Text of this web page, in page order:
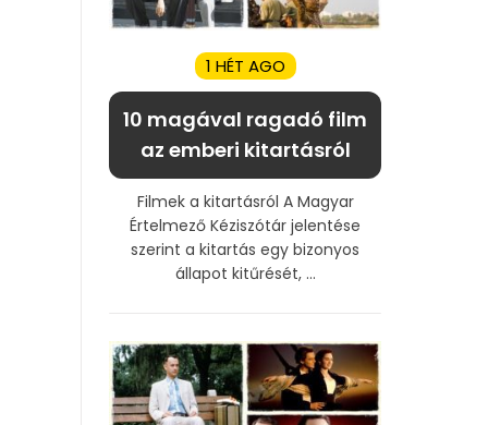
1 HÉT AGO
10 magával ragadó film
az emberi kitartásról
Filmek a kitartásról A Magyar
Értelmező Kéziszótár jelentése
szerint a kitartás egy bizonyos
állapot kitűrését, ...